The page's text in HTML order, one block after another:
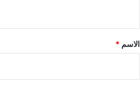
*
الاسم *